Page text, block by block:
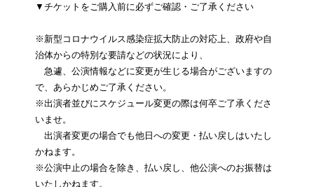
▼チケットをご購入前に必ずご確認・ご了承ください
※新型コロナウイルス感染症拡大防止の対応上、政府や自
治体からの特別な要請などの状況により、
急遽、公演情報などに変更が生じる場合がございますの
で、あらかじめご了承ください。
※出演者並びにスケジュール変更の際は何卒ご了承くださ
いませ。
出演者変更の場合でも他日への変更・払い戻しはいたし
かねます。
※公演中止の場合を除き、払い戻し、他公演へのお振替は
いたしかねます。